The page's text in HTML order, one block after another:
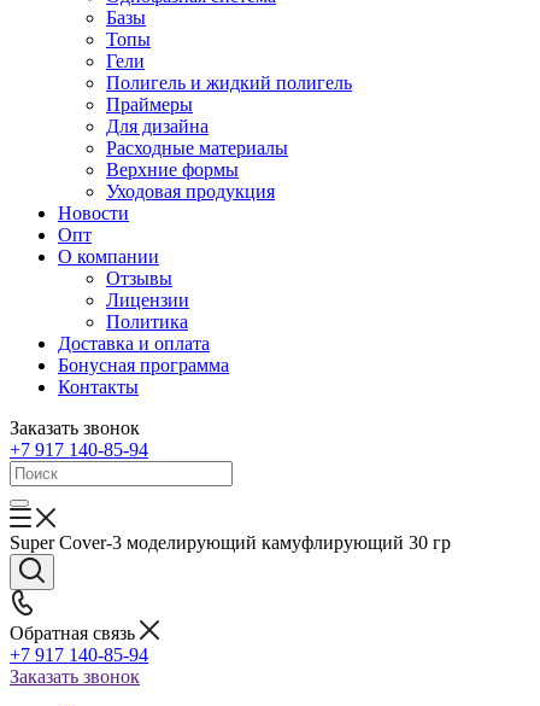
Базы
Топы
Гели
Полигель и жидкий полигель
Праймеры
Для дизайна
Расходные материалы
Верхние формы
Уходовая продукция
Новости
Опт
О компании
Отзывы
Лицензии
Политика
Доставка и оплата
Бонусная программа
Контакты
Заказать звонок
+7 917 140-85-94
Super Cover-3 моделирующий камуфлирующий 30 гр
Обратная связь
+7 917 140-85-94
Заказать звонок